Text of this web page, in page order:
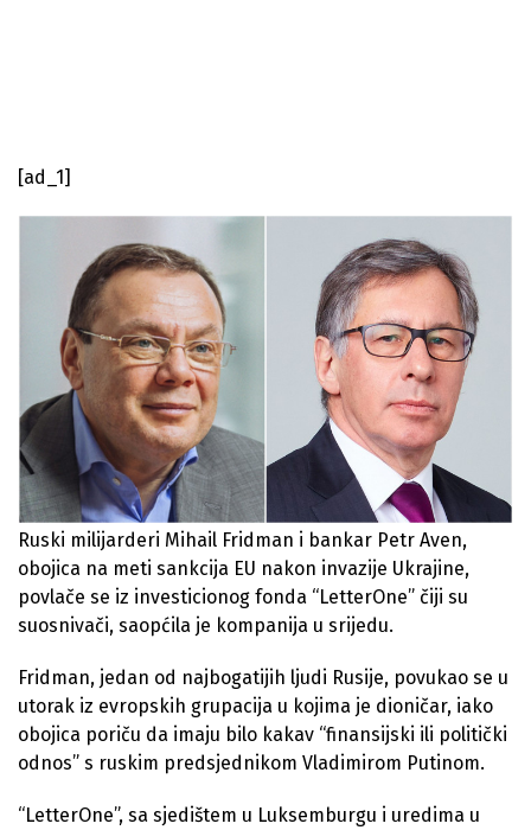
[ad_1]
Ruski milijarderi Mihail Fridman i bankar Petr Aven,
obojica na meti sankcija EU nakon invazije Ukrajine,
povlače se iz investicionog fonda “LetterOne” čiji su
suosnivači, saopćila je kompanija u srijedu.
Fridman, jedan od najbogatijih ljudi Rusije, povukao se u
utorak iz evropskih grupacija u kojima je dioničar, iako
obojica poriču da imaju bilo kakav “finansijski ili politički
odnos” s ruskim predsjednikom Vladimirom Putinom.
“LetterOne”, sa sjedištem u Luksemburgu i uredima u